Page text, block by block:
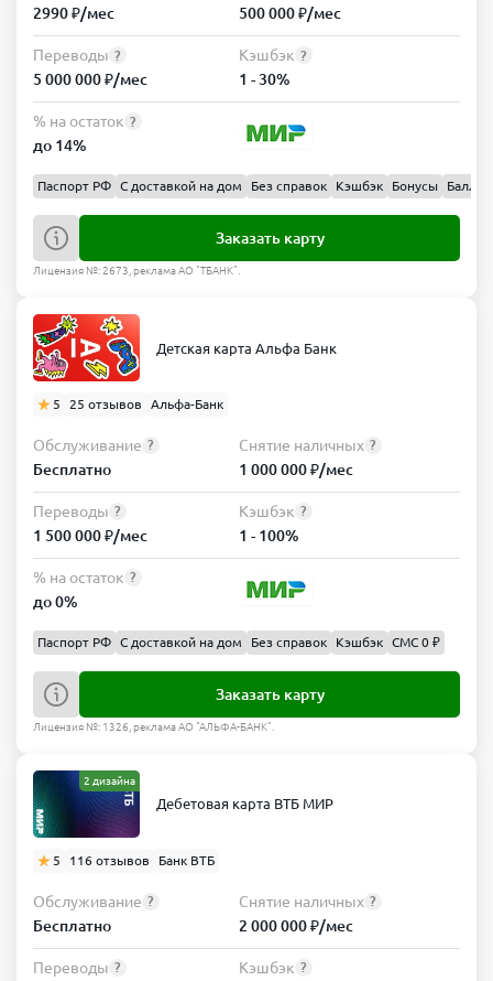
2990 ₽/мес 500 000 ₽/мес
Переводы ?
5 000 000 ₽/мес
Кэшбэк ?
1 - 30%
% на остаток ?
до 14%
Паспорт РФ С доставкой на дом Без справок Кэшбэк Бонусы Баллы
Заказать карту
Лицензия №: 2673, реклама АО "ТБАНК".
Детская карта Альфа Банк
5 25 отзывов Альфа-Банк
Обслуживание ?
Бесплатно
Снятие наличных ?
1 000 000 ₽/мес
Переводы ?
1 500 000 ₽/мес
Кэшбэк ?
1 - 100%
% на остаток ?
до 0%
Паспорт РФ С доставкой на дом Без справок Кэшбэк СМС 0 ₽
Заказать карту
Лицензия №: 1326, реклама АО "АЛЬФА-БАНК".
2 дизайна
Дебетовая карта ВТБ МИР
5 116 отзывов Банк ВТБ
Обслуживание ?
Бесплатно
Снятие наличных ?
2 000 000 ₽/мес
Переводы ? Кэшбэк ?